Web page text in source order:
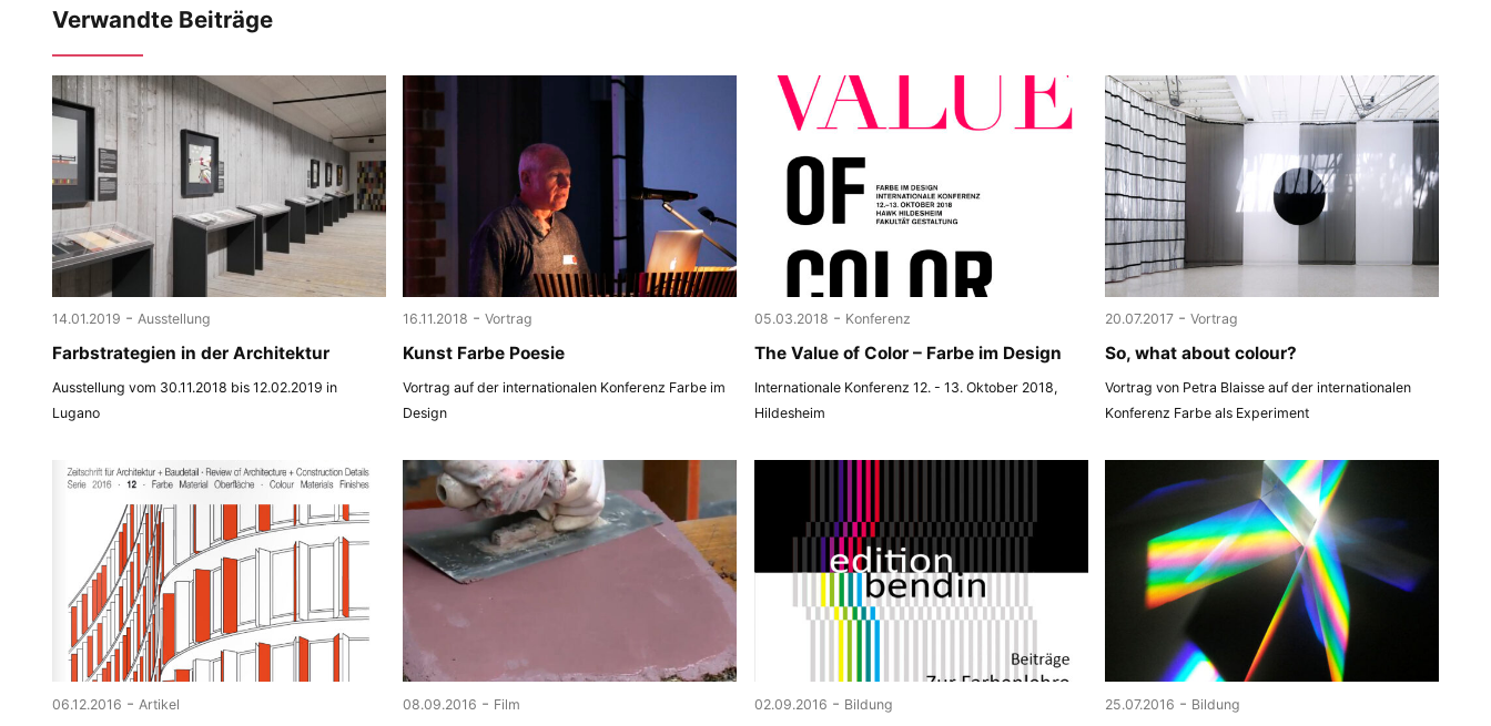
Verwandte Beiträge
14.01.2019 - Ausstellung
Farbstrategien in der Architektur
Ausstellung vom 30.11.2018 bis 12.02.2019 in
Lugano
16.11.2018 - Vortrag
Kunst Farbe Poesie
Vortrag auf der internationalen Konferenz Farbe im
Design
05.03.2018 - Konferenz
The Value of Color – Farbe im Design
Internationale Konferenz 12. - 13. Oktober 2018,
Hildesheim
20.07.2017 - Vortrag
So, what about colour?
Vortrag von Petra Blaisse auf der internationalen
Konferenz Farbe als Experiment
06.12.2016 - Artikel 08.09.2016 - Film 02.09.2016 - Bildung 25.07.2016 - Bildung